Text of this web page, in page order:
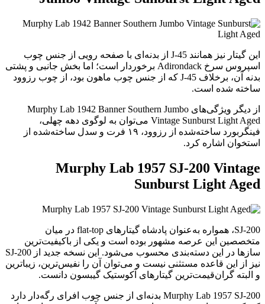
این گیتار نیز همانند J-45 از بدنه‌ای با صفحه رویی از جنس چوب
اسپروس سرخ Adirondack برخوردار است؛ اما بخش جانبی و پشتی
بدنه آن، برخلاف J-45 که از جنس چوب ماهون بود، از چوب رزوود
ساخته شده است.
از دیگر ویژگی‌های Murphy Lab 1942 Banner Southern Jumbo
Vintage Sunburst Light Aged می‌توان به لوگوی دهه چهلی،
فینگربورد ساخته‌شده از رزوود، ۱۹ فرت و سدل ساخته‌شده از
استخوان اشاره کرد.
Murphy Lab 1957 SJ-200 Vintage
Sunburst Light Aged
SJ-200، همواره به‌عنوان پادشاه گیتارهای flat-top در میان
متخصصین این عرصه مشهور بوده است و یکی از باکیفیت‌ترین
سازها در این دسته‌بندی محسوب می‌شود. این نسخه جدید از SJ-200
نیز از این قاعده مستثنی نیست و می‌توان آن را نفیس‌ترین، زیباترین
و البته گران‌قیمت‌ترین گیتارهای آکوستیک گیبسون دانست.
Murphy Lab 1957 SJ-200 بدنه‌ای از جنس چوب افرای رگه‌دار دارد